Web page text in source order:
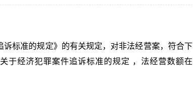
标准的规定》的有关规定，对非法经营案，符合下
于经济犯罪案件追诉标准的规定 ，法经营数额在